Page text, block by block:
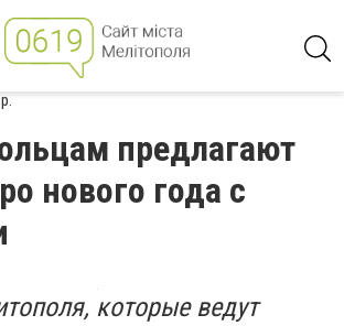
предлагают
нового года с
которые ведут